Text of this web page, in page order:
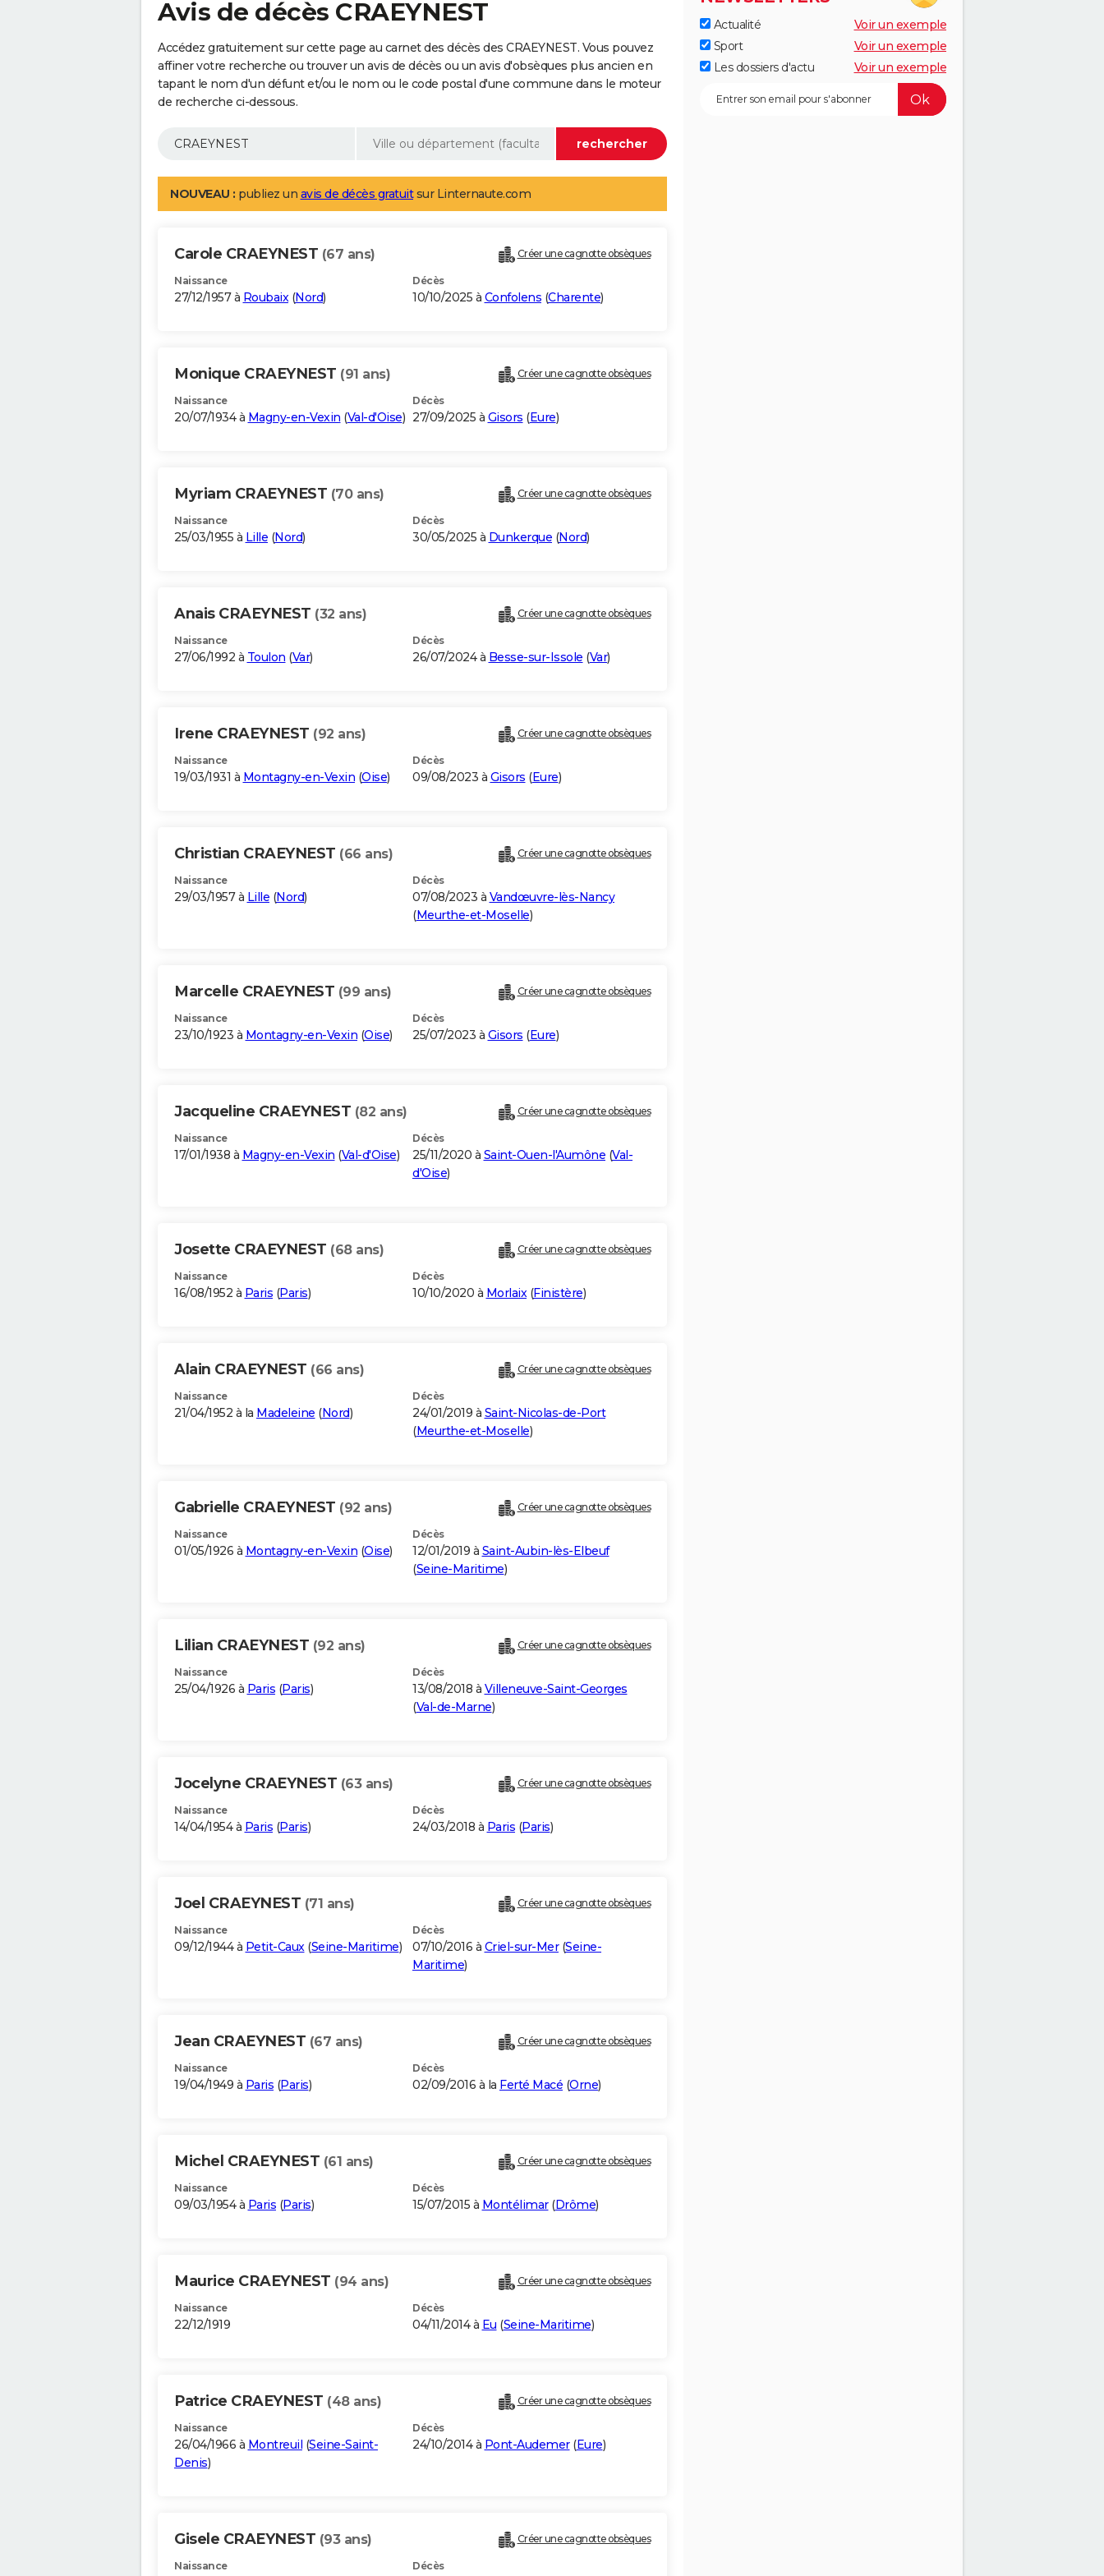
Avis de décès CRAEYNEST
Accédez gratuitement sur cette page au carnet des décès des CRAEYNEST. Vous pouvez
affiner votre recherche ou trouver un avis de décès ou un avis d'obsèques plus ancien en
tapant le nom d'un défunt et/ou le nom ou le code postal d'une commune dans le moteur
de recherche ci-dessous.
NOUVEAU : publiez un avis de décès gratuitsur Linternaute.com
Carole CRAEYNEST (67 ans) Créer une cagnotte obsèques
Naissance
27/12/1957 à Roubaix(Nord)
Décès
10/10/2025 à Confolens (Charente)
Monique CRAEYNEST (91 ans) Créer une cagnotte obsèques
Naissance
20/07/1934 à Magny-en-Vexin (Val-d'Oise)
Décès
27/09/2025 à Gisors (Eure)
Myriam CRAEYNEST (70 ans) Créer une cagnotte obsèques
Naissance
25/03/1955 à Lille (Nord)
Décès
30/05/2025 à Dunkerque (Nord)
Anais CRAEYNEST (32 ans) Créer une cagnotte obsèques
Naissance
27/06/1992 à Toulon (Var)
Décès
26/07/2024 à Besse-sur-Issole (Var)
Irene CRAEYNEST (92 ans) Créer une cagnotte obsèques
Naissance
19/03/1931 à Montagny-en-Vexin (Oise)
Décès
09/08/2023 à Gisors (Eure)
Christian CRAEYNEST (66 ans) Créer une cagnotte obsèques
Naissance
29/03/1957 à Lille (Nord)
Décès
07/08/2023 à Vandœuvre-lès-Nancy
(Meurthe-et-Moselle)
Marcelle CRAEYNEST (99 ans) Créer une cagnotte obsèques
Naissance
23/10/1923 à Montagny-en-Vexin (Oise)
Décès
25/07/2023 à Gisors (Eure)
Jacqueline CRAEYNEST (82 ans) Créer une cagnotte obsèques
Naissance
17/01/1938 à Magny-en-Vexin (Val-d'Oise)
Décès
25/11/2020 à Saint-Ouen-l'Aumône (Val-
d'Oise)
Josette CRAEYNEST (68 ans) Créer une cagnotte obsèques
Naissance
16/08/1952 à Paris (Paris)
Décès
10/10/2020 à Morlaix(Finistère)
Alain CRAEYNEST (66 ans) Créer une cagnotte obsèques
Naissance
21/04/1952 à la Madeleine (Nord)
Décès
24/01/2019 à Saint-Nicolas-de-Port
(Meurthe-et-Moselle)
Gabrielle CRAEYNEST (92 ans) Créer une cagnotte obsèques
Naissance
01/05/1926 à Montagny-en-Vexin (Oise)
Décès
12/01/2019 à Saint-Aubin-lès-Elbeuf
(Seine-Maritime)
Lilian CRAEYNEST (92 ans) Créer une cagnotte obsèques
Naissance
25/04/1926 à Paris (Paris)
Décès
13/08/2018 à Villeneuve-Saint-Georges
(Val-de-Marne)
Jocelyne CRAEYNEST (63 ans) Créer une cagnotte obsèques
Naissance
14/04/1954 à Paris (Paris)
Décès
24/03/2018 à Paris (Paris)
Joel CRAEYNEST (71 ans) Créer une cagnotte obsèques
Naissance
09/12/1944 à Petit-Caux(Seine-Maritime)
Décès
07/10/2016 à Criel-sur-Mer(Seine-
Maritime)
Jean CRAEYNEST (67 ans) Créer une cagnotte obsèques
Naissance
19/04/1949 à Paris (Paris)
Décès
02/09/2016 à la Ferté Macé (Orne)
Michel CRAEYNEST (61 ans) Créer une cagnotte obsèques
Naissance
09/03/1954 à Paris (Paris)
Décès
15/07/2015 à Montélimar(Drôme)
Maurice CRAEYNEST (94 ans) Créer une cagnotte obsèques
Naissance
22/12/1919
Décès
04/11/2014 à Eu (Seine-Maritime)
Patrice CRAEYNEST (48 ans) Créer une cagnotte obsèques
Naissance
26/04/1966 à Montreuil (Seine-Saint-
Denis)
Décès
24/10/2014 à Pont-Audemer(Eure)
Gisele CRAEYNEST (93 ans) Créer une cagnotte obsèques
Naissance Décès
Actualité
Voir un exemple
Sport
Voir un exemple
Les dossiers d'actu
Voir un exemple